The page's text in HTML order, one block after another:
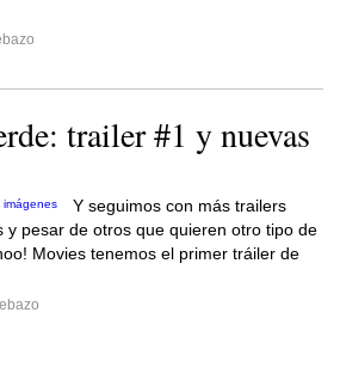
trailer #1 y nuevas
Y seguimos con más trailers
y pesar de otros que quieren otro tipo de
Movies tenemos el primer tráiler de